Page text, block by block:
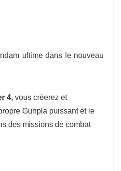
ultime dans le nouveau
4, vous créerez et
Gunpla puissant et le
des missions de combat